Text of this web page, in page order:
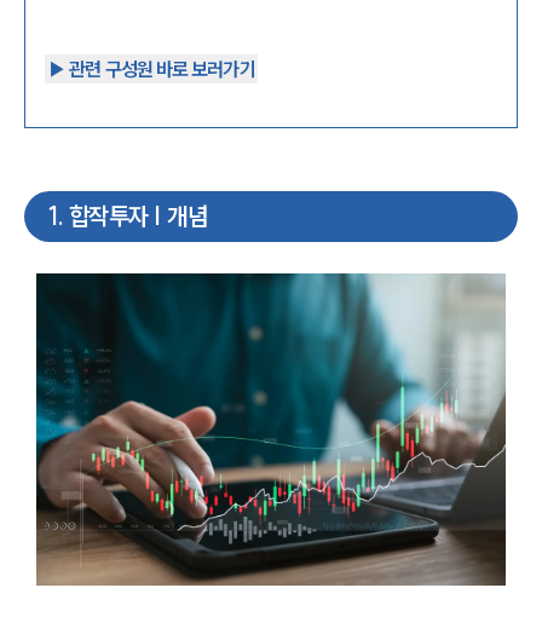
▶︎ 관련 구성원 바로 보러가기
1. 합작투자 | 개념